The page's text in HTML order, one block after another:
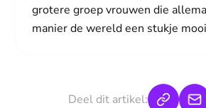
grotere groep vrouwen die
manier de wereld een stukje
Deel dit artikel: